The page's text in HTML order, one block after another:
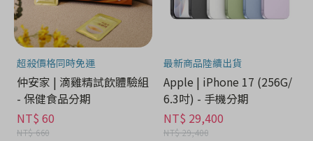
超殺價格同時免運
仲安家 | 滴雞精試飲體驗組
- 保健食品分期
NT$ 60
NT$ 660
最新商品陸續出貨
Apple | iPhone 17 (256G/
6.3吋) - 手機分期
NT$ 29,400
NT$ 29,400